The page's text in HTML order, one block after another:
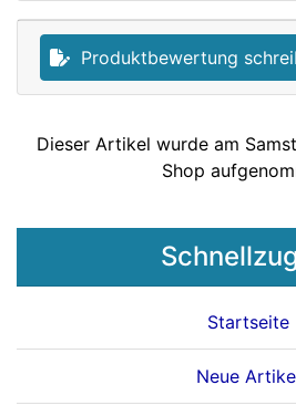
Produktbewertung
Dieser Artikel wurde am
Shop
Startseite
Neue